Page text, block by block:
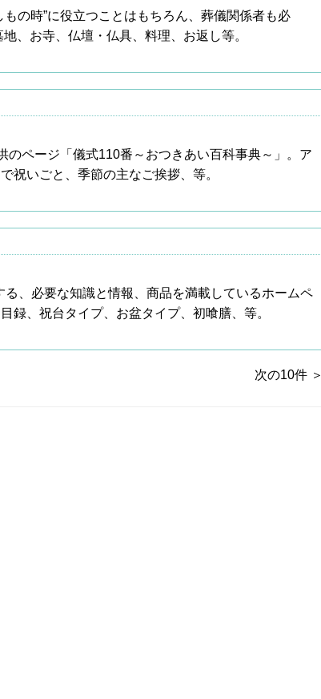
の時”に役立つことはもちろん、葬儀関係者も必
、お寺、仏壇・仏具、料理、お返し等。
ページ「儀式110番～おつきあい百科事典～」。ア
祝いごと、季節の主なご挨拶、等。
、必要な知識と情報、商品を満載しているホームペ
録、祝台タイプ、お盆タイプ、初喰膳、等。
次の10件 ＞